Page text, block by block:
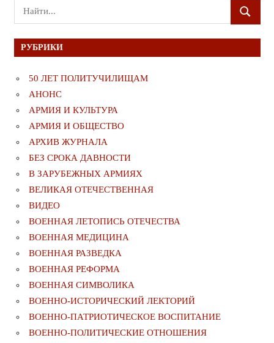
Поиск
для:
ПОИСК
РУБРИКИ
50 ЛЕТ ПОЛИТУЧИЛИЩАМ
АНОНС
АРМИЯ И КУЛЬТУРА
АРМИЯ И ОБЩЕСТВО
АРХИВ ЖУРНАЛА
БЕЗ СРОКА ДАВНОСТИ
В ЗАРУБЕЖНЫХ АРМИЯХ
ВЕЛИКАЯ ОТЕЧЕСТВЕННАЯ
ВИДЕО
ВОЕННАЯ ЛЕТОПИСЬ ОТЕЧЕСТВА
ВОЕННАЯ МЕДИЦИНА
ВОЕННАЯ РАЗВЕДКА
ВОЕННАЯ РЕФОРМА
ВОЕННАЯ СИМВОЛИКА
ВОЕННО-ИСТОРИЧЕСКИЙ ЛЕКТОРИЙ
ВОЕННО-ПАТРИОТИЧЕСКОЕ ВОСПИТАНИЕ
ВОЕННО-ПОЛИТИЧЕСКИE ОТНОШЕНИЯ